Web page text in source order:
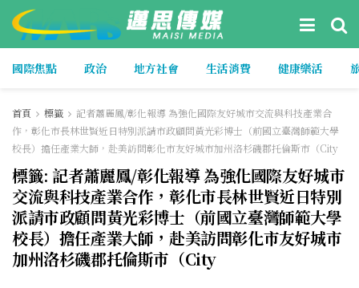
國際焦點 政治 地方社會 生活消費 健康樂活
首頁 標籤
記者蕭麗鳳/彰化報導 為強化國際友好城市交流與科技產業合
作，彰化市長林世賢近日特別派請市政顧問黃光彩博士（前國立臺灣師範大學
校長）擔任產業大師，赴美訪問彰化市友好城市加州洛杉磯郡托倫斯市（City
標籤: 記者蕭麗鳳/彰化報導 為強化國際友好城市
交流與科技產業合作，彰化市長林世賢近日特別
派請市政顧問黃光彩博士（前國立臺灣師範大學
校長）擔任產業大師，赴美訪問彰化市友好城市
加州洛杉磯郡托倫斯市（City